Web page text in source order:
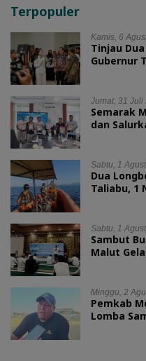
Terpopuler
Kamis, 6
Tinjau
Gubernur
Jumat, 31 Juli
Semarak
dan
Sabtu, 1
Dua
Taliabu, 1
Sabtu, 1
Sambut
Malut
Minggu, 2
Pemkab
Lomba